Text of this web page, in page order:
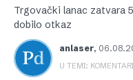
Trgovački lanac zatvara
dobilo otkaz
anlaser,
U TEMI: